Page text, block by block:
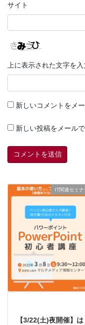
サイト
上に表示された文字を入
新しいコメントをメ
新しい投稿をメール
IT関連セミナ
【3/22(土)夜開催】